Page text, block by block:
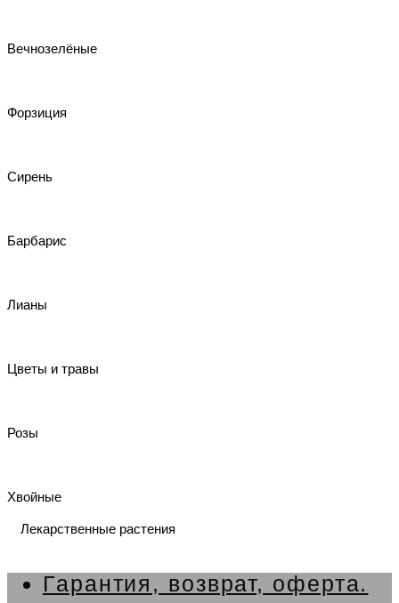
Вечнозелёные
Форзиция
Сирень
Барбарис
Лианы
Цветы и травы
Розы
Хвойные
Лекарственные растения
Гарантия, возврат, оферта.